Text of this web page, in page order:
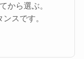
から選ぶ。
スです。